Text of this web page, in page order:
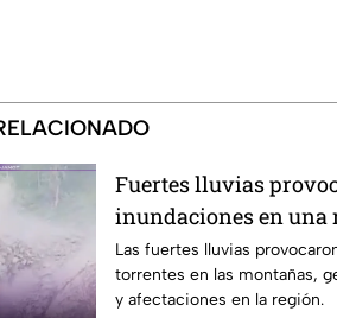
Fuertes lluvias
inundaciones en una
montañosa
Las fuertes lluvias
torrentes en las montañas,
y afectaciones en la región.